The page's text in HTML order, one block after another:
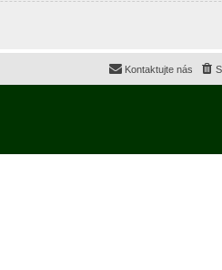
Kontaktujte nás